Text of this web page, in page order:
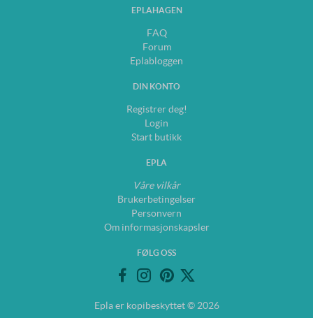
EPLAHAGEN
FAQ
Forum
Eplabloggen
DIN KONTO
Registrer deg!
Login
Start butikk
EPLA
Våre vilkår
Brukerbetingelser
Personvern
Om informasjonskapsler
FØLG OSS
Epla er kopibeskyttet © 2026